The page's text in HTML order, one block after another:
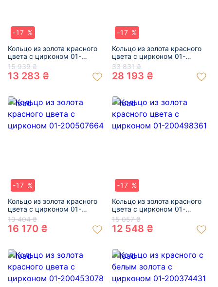
-17 %
Кольцо из золота красного
цвета с цирконом 01-
200607876
15 939 ₴
13 283 ₴
-17 %
Кольцо из золота красного
цвета с цирконом 01-
200581353
33 831 ₴
28 193 ₴
-17 %
Кольцо из золота красного
цвета с цирконом 01-
200507664
19 404 ₴
16 170 ₴
-17 %
Кольцо из золота красного
цвета с цирконом 01-
200498361
15 057 ₴
12 548 ₴